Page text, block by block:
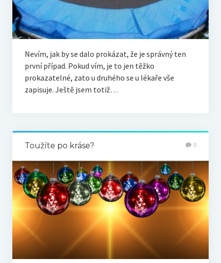
Nevím, jak by se dalo prokázat, že je správný ten
první případ. Pokud vím, je to jen těžko
prokazatelné, zato u druhého se u lékaře vše
zapisuje. Ještě jsem totiž…
Toužíte po kráse? 0